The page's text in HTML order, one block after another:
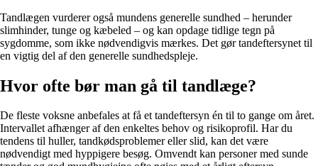
Tandlægen vurderer også mundens generelle sundhed – herunder
slimhinder, tunge og kæbeled – og kan opdage tidlige tegn på
sygdomme, som ikke nødvendigvis mærkes. Det gør tandeftersynet til
en vigtig del af den generelle sundhedspleje.
Hvor ofte bør man gå til tandlæge?
De fleste voksne anbefales at få et tandeftersyn én til to gange om året.
Intervallet afhænger af den enkeltes behov og risikoprofil. Har du
tendens til huller, tandkødsproblemer eller slid, kan det være
nødvendigt med hyppigere besøg. Omvendt kan personer med sunde